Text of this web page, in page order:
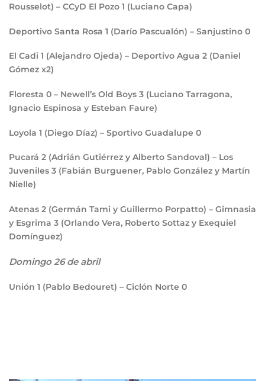
Rousselot) – CCyD El Pozo 1 (Luciano Capa)
Deportivo Santa Rosa 1 (Darío Pascualón) – Sanjustino 0
El Cadi 1 (Alejandro Ojeda) – Deportivo Agua 2 (Daniel
Gómez x2)
Floresta 0 – Newell’s Old Boys 3 (Luciano Tarragona,
Ignacio Espinosa y Esteban Faure)
Loyola 1 (Diego Díaz) – Sportivo Guadalupe 0
Pucará 2 (Adrián Gutiérrez y Alberto Sandoval) – Los
Juveniles 3 (Fabián Burguener, Pablo González y Martín
Nielle)
Atenas 2 (Germán Tami y Guillermo Porpatto) – Gimnasia
y Esgrima 3 (Orlando Vera, Roberto Sottaz y Exequiel
Domínguez)
Domingo 26 de abril
Unión 1 (Pablo Bedouret) – Ciclón Norte 0